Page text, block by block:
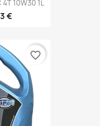
4T 10W30 1L
€
favorite_border